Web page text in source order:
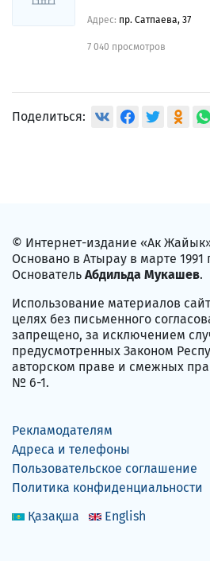
Адрес: пр. Сатпаева, 37
7 040 просмотров
Поделиться:
© Интернет-издание «Ак
Основано в Атырау в марте 1991
Основатель Абдильда Мукашев.
Использование материалов
целях без письменного
запрещено, за исключением
предусмотренных Законом
авторском праве и смежных
№ 6-1.
Рекламодателям
Адреса и телефоны
Пользовательское соглашение
Политика конфиденциальности
Қазақша
English